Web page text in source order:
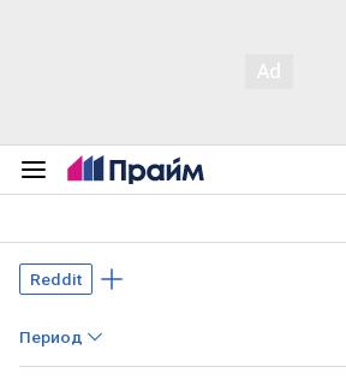
Reddit
Период